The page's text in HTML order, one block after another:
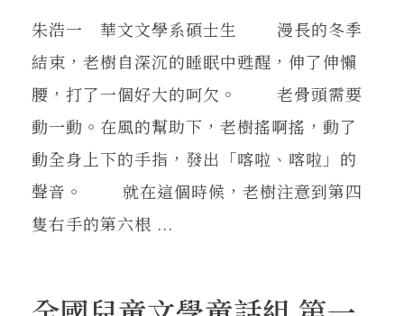
朱浩一 華文文學系碩士生 漫長的冬季
結束，老樹自深沉的睡眠中甦醒，伸了伸懶
腰，打了一個好大的呵欠。 老骨頭需要
動一動。在風的幫助下，老樹搖啊搖，動了
動全身上下的手指，發出「喀啦、喀啦」的
聲音。 就在這個時候，老樹注意到第四
隻右手的第六根 ...